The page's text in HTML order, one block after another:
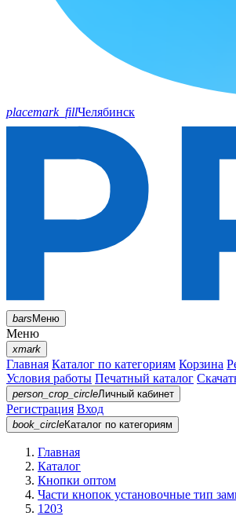
placemark_fillЧелябинск
barsМеню
Меню
xmark
Главная Каталог по категориям Корзина
Условия работы Печатный каталог
person_crop_circleЛичный кабинет
Регистрация Вход
book_circleКаталог по категориям
Главная
Каталог
Кнопки оптом
Части кнопок установочные тип
1203